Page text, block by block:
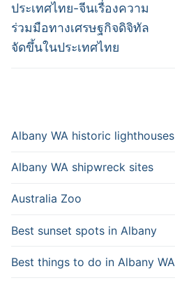
ประเทศไทย-จีนเรื่องความ
ร่วมมือทางเศรษฐกิจดิจิทัล
จัดขึ้นในประเทศไทย
Albany WA historic lighthouses
Albany WA shipwreck sites
Australia Zoo
Best sunset spots in Albany
Best things to do in Albany WA